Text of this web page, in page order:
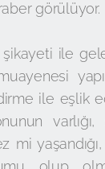
görülüyor.
şikayeti ile
ile eşlik
mi